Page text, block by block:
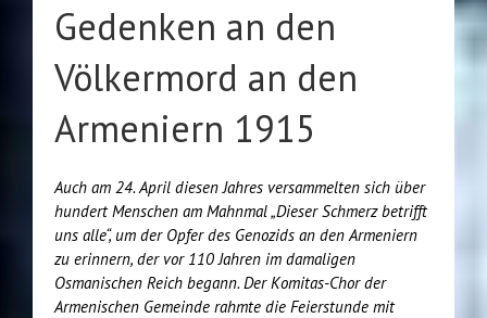
Gedenken an den
Völkermord an den
Armeniern 1915
Auch am 24. April diesen Jahres versammelten sich über
hundert Menschen am Mahnmal „Dieser Schmerz betrifft
uns alle“, um der Opfer des Genozids an den Armeniern
zu erinnern, der vor 110 Jahren im damaligen
Osmanischen Reich begann. Der Komitas-Chor der
Armenischen Gemeinde rahmte die Feierstunde mit